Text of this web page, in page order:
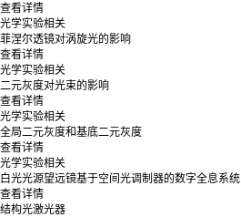
查看详情
光学实验相关
菲涅尔透镜对涡旋光的影响
查看详情
光学实验相关
二元灰度对光束的影响
查看详情
光学实验相关
全局二元灰度和基底二元灰度
查看详情
光学实验相关
白光光源望远镜基于空间光调制器的数字全息系统
查看详情
结构光激光器